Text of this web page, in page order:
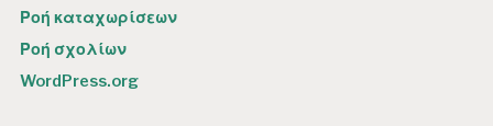
Ροή καταχωρίσεων
Ροή σχολίων
WordPress.org